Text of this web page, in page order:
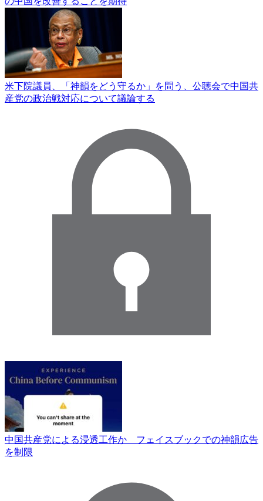
米下院議員、「神韻をどう守るか」を問う、公聴会で中国共
産党の政治戦対応について議論する
中国共産党による浸透工作か フェイスブックでの神韻広告
を制限